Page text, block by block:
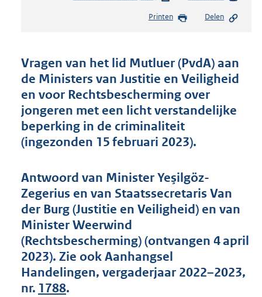
s
d
s
g
r
o
o
5
3
Printen Delen
Vragen van het lid Mutluer (PvdA) aan
de Ministers van Justitie en Veiligheid
en voor Rechtsbescherming over
jongeren met een licht verstandelijke
beperking in de criminaliteit
(ingezonden 15 februari 2023).
Antwoord van Minister Yeşilgöz-
Zegerius en van Staatssecretaris Van
der Burg (Justitie en Veiligheid) en van
Minister Weerwind
(Rechtsbescherming) (ontvangen 4 april
2023). Zie ook Aanhangsel
Handelingen, vergaderjaar 2022–2023,
nr. 1788.